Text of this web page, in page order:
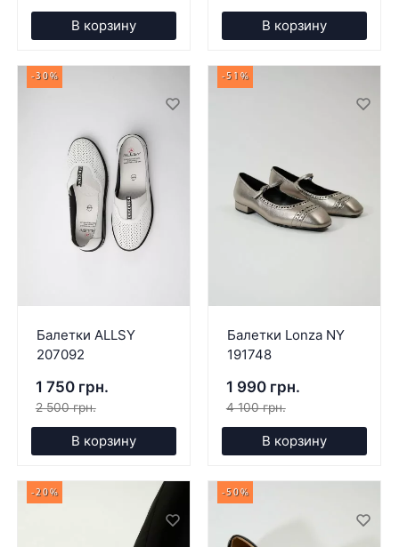
В корзину В корзину
-30%
Балетки ALLSY
207092
1 750 грн.
2 500 грн.
В корзину
-51%
Балетки Lonza NY
191748
1 990 грн.
4 100 грн.
В корзину
-20% -50%